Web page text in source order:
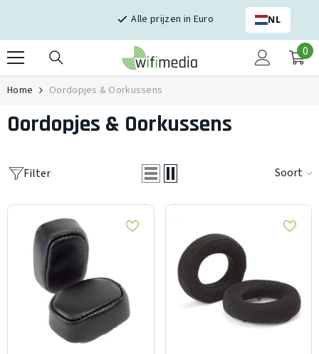
Alle prijzen in Euro NL
0
0
Home Oordopjes & Oorkussens
Oordopjes & Oorkussens
Filter Soort